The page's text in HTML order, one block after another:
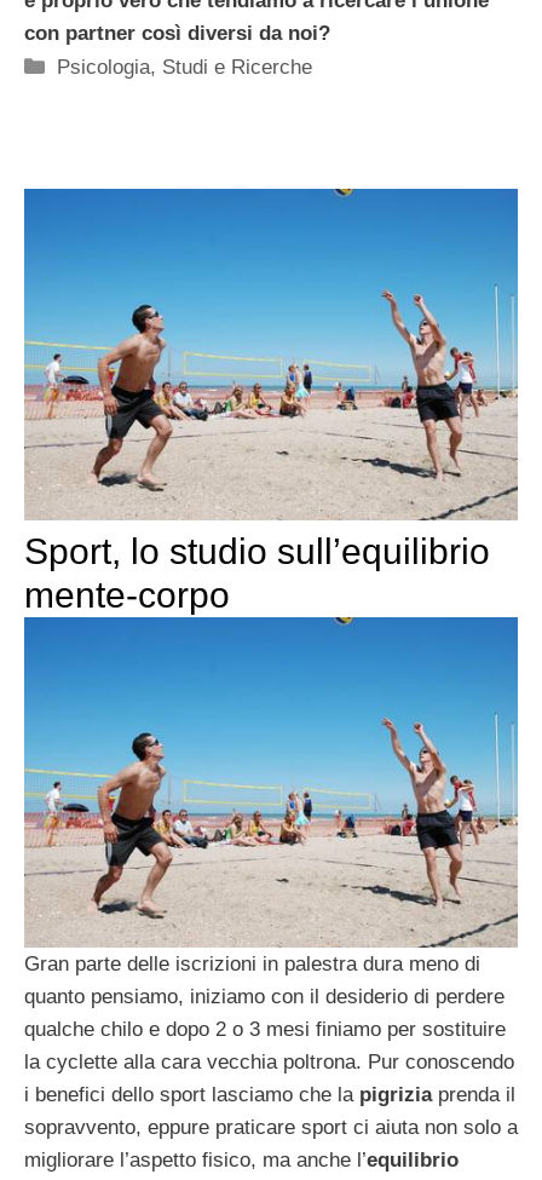
con partner così diversi da noi?
Categorie
Psicologia, Studi e Ricerche
Sport, lo studio sull’equilibrio
mente-corpo
Gran parte delle iscrizioni in palestra dura meno di
quanto pensiamo, iniziamo con il desiderio di perdere
qualche chilo e dopo 2 o 3 mesi finiamo per sostituire
la cyclette alla cara vecchia poltrona. Pur conoscendo
i benefici dello sport lasciamo che la pigrizia prenda il
sopravvento, eppure praticare sport ci aiuta non solo a
migliorare l’aspetto fisico, ma anche l’equilibrio